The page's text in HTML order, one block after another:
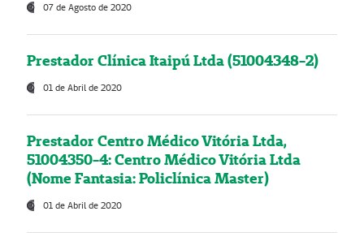
07 de Agosto de 2020
Prestador Clínica Itaipú Ltda (51004348-2)
01 de Abril de 2020
Prestador Centro Médico Vitória Ltda,
51004350-4: Centro Médico Vitória Ltda
(Nome Fantasia: Policlínica Master)
01 de Abril de 2020